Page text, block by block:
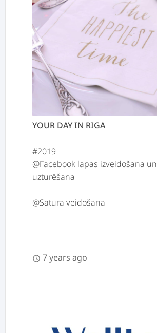
YOUR DAY IN RIGA
#2019
@Facebook lapas izveidošana un
uzturēšana
schedule 7 years ago